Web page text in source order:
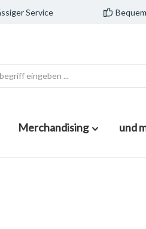
Service
Merchandising und